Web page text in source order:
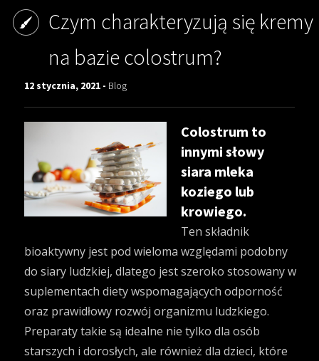
Czym charakteryzują się kremy
na bazie colostrum?
12 stycznia, 2021 - Blog
Colostrum to
innymi słowy
siara mleka
koziego lub
krowiego.
Ten składnik
bioaktywny jest pod wieloma względami podobny
do siary ludzkiej, dlatego jest szeroko stosowany w
suplementach diety wspomagających odporność
oraz prawidłowy rozwój organizmu ludzkiego.
Preparaty takie są idealne nie tylko dla osób
starszych i dorosłych, ale również dla dzieci, które